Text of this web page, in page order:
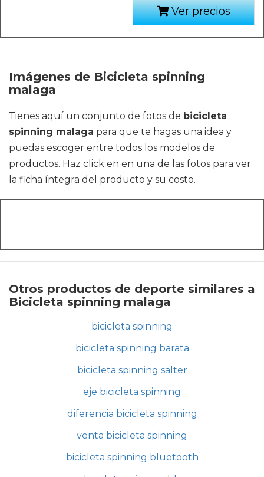
Ver precios
Imágenes de Bicicleta spinning
malaga
Tienes aquí un conjunto de fotos de bicicleta
spinning malaga para que te hagas una idea y
puedas escoger entre todos los modelos de
productos. Haz click en en una de las fotos para ver
la ficha íntegra del producto y su costo.
Otros productos de deporte similares a
Bicicleta spinning malaga
bicicleta spinning
bicicleta spinning barata
bicicleta spinning salter
eje bicicleta spinning
diferencia bicicleta spinning
venta bicicleta spinning
bicicleta spinning bluetooth